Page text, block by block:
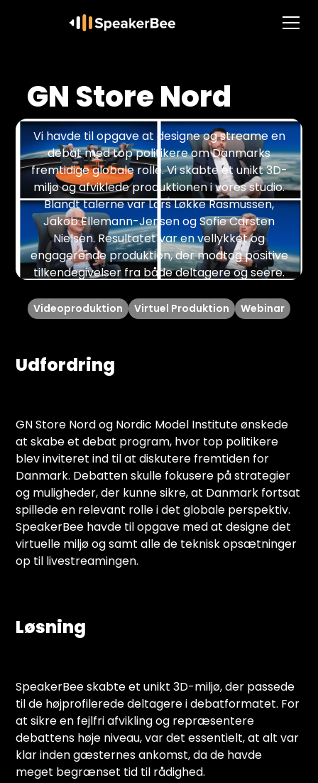
GN Store Nord
Vi havde til opgave at designe og streame en
debat med top politikere om Danmarks
fremtidige globale rolle. Vi skabte et unikt 3D-
miljø og afviklede produktionen i vores studio.
Blandt talerne var Lars Løkke Rasmussen,
Jakob Ellemann-Jensen og Sofie Carsten
Nielsen. Resultatet var en vellykket og
engagerende produktion, der modtog positive
tilkendegivelser fra både deltagere og seere.
Videoproduktion Virtuel Produktion Webinar
Udfordring
GN Store Nord og Nordic Model Institute ønskede
at skabe et debat program, hvor top politikere
blev inviteret ind til at diskutere fremtiden for
Danmark. Debatten skulle fokusere på strategier
og muligheder, der kunne sikre, at Danmark fortsat
spillede en relevant rolle i det globale perspektiv.
SpeakerBee havde til opgave med at designe det
virtuelle miljø og samt alle de teknisk opsætninger
op til livestreamingen.
Løsning
SpeakerBee skabte et unikt 3D-miljø, der passede
til de højprofilerede deltagere i debatformatet. For
at sikre en fejlfri afvikling og repræsentere
debattens høje niveau, var det essentielt, at alt var
klar inden gæsternes ankomst, da de havde
meget begrænset tid til rådighed.